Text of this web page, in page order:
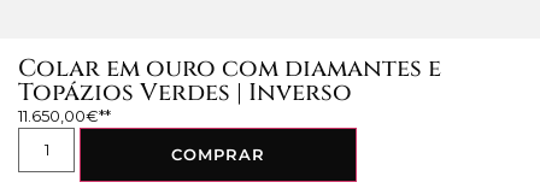
Colar em ouro com diamantes e
Topázios Verdes | Inverso
11.650,00€
COMPRAR